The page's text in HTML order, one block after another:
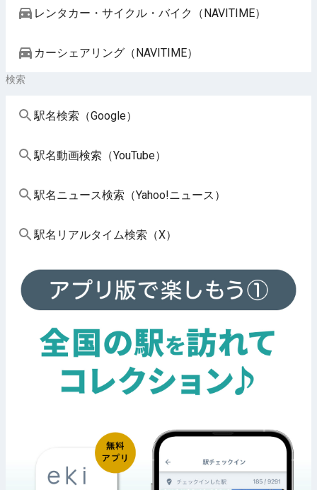
レンタカー・サイクル・バイク（NAVITIME）
カーシェアリング（NAVITIME）
検索
駅名検索（Google）
駅名動画検索（YouTube）
駅名ニュース検索（Yahoo!ニュース）
駅名リアルタイム検索（X）